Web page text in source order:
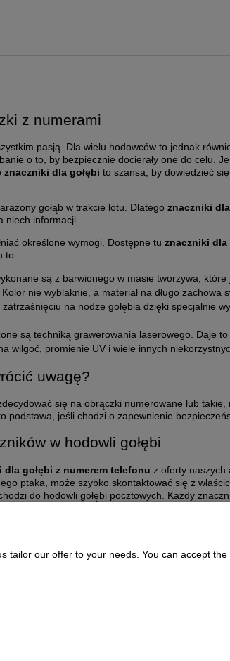
z numerami
pasją. Dla wielu hodowców to jednak
o to, by bezpiecznie docierały one do celu.
znaczniki dla gołębi to szansa, by dowiedzieć
gołąb w trakcie lotu. Dlatego znaczniki
niech informacji.
określone wymogi. Dostępne tu znaczniki dla
to:
są z barwionego w masie tworzywa,
nie wyblaknie, a materiał na długo zachowa
na nodze gołębia dzięki specjalnie
są techniką grawerowania laserowego. Daje
wilgoć, promienie UV i wiele innych
uwagę?
się na obrączki numerowane lub
podstawa, jeśli chodzi o zapewnienie
w hodowli gołębi
dla gołębi z numerem telefonu z oferty naszych
ptaka, może szybko skontaktować się z
do hodowli gołębi pocztowych. Każdy
and delivery
our offer to your needs. You can accept